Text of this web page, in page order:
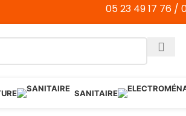
05 23 49 17 76 /
SANITAIRE